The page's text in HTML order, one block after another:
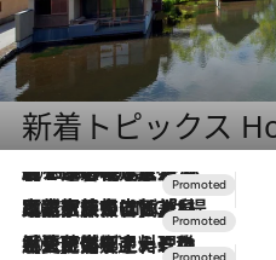
新着トピックス
2026.8.7
【トンボの足水浴】ヒノキの香りに包まれて涼感マックス！約13℃の湧水かけ流しを避暑地「星野温泉 トンボの湯」で体験
2026.7.31
【ホテル帰省】という選択肢をOMOが提案。家族とほどよい距離を保つには「昼は実家、夜は気兼ねなくホテルで！」
2026.7.24
【夏限定ディナーコース】旬を迎える稚鮎や花ズッキーニなどをイタリア・トスカーナの郷土料理の手法で満喫！